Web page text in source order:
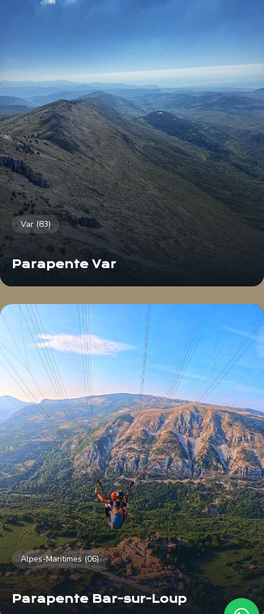
Var (83)
Parapente Var
Alpes-Maritimes (06)
Parapente Bar-sur-Loup